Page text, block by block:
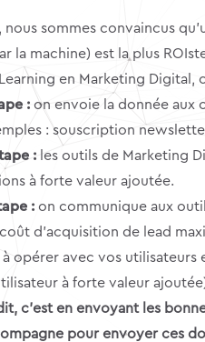
nous sommes convaincus
la machine) est la plus
Learning en Marketing Digital,
: on envoie la donnée aux
: souscription
: les outils de Marketing
à forte valeur ajoutée.
: on communique aux
d’acquisition de lead
opérer avec vos
à forte valeur
c’est en envoyant les
pour envoyer ces